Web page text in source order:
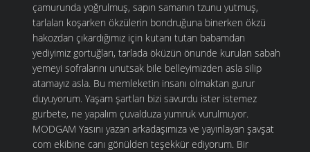
çamurunda yoğrulmuş, sapın samanın tzunu yutmuş,
tarlaları koşarken ökzülerin bondruğuna binerken ökzü
hakozdan çıkardığımız için kutanı tutan babamdan
yediyimiz gortuğları, tarlada öküzün önunde kurulan sabah
yemeyi sofralarını unutsak bile belleyimizden asla silip
atamayız asla. Bu memleketin insanı olmaktan gurur
duyuyorum. Yaşam şartları bizi savurdu ister istemez
gurbete, ne yapalım çuvalduza yumruk vurulmuyor.
MODGAM Yasını yazan arkadaşımıza ve yayınlayan şavşat
com ekibine canı gönülden teşekkür ediyorum. Bir